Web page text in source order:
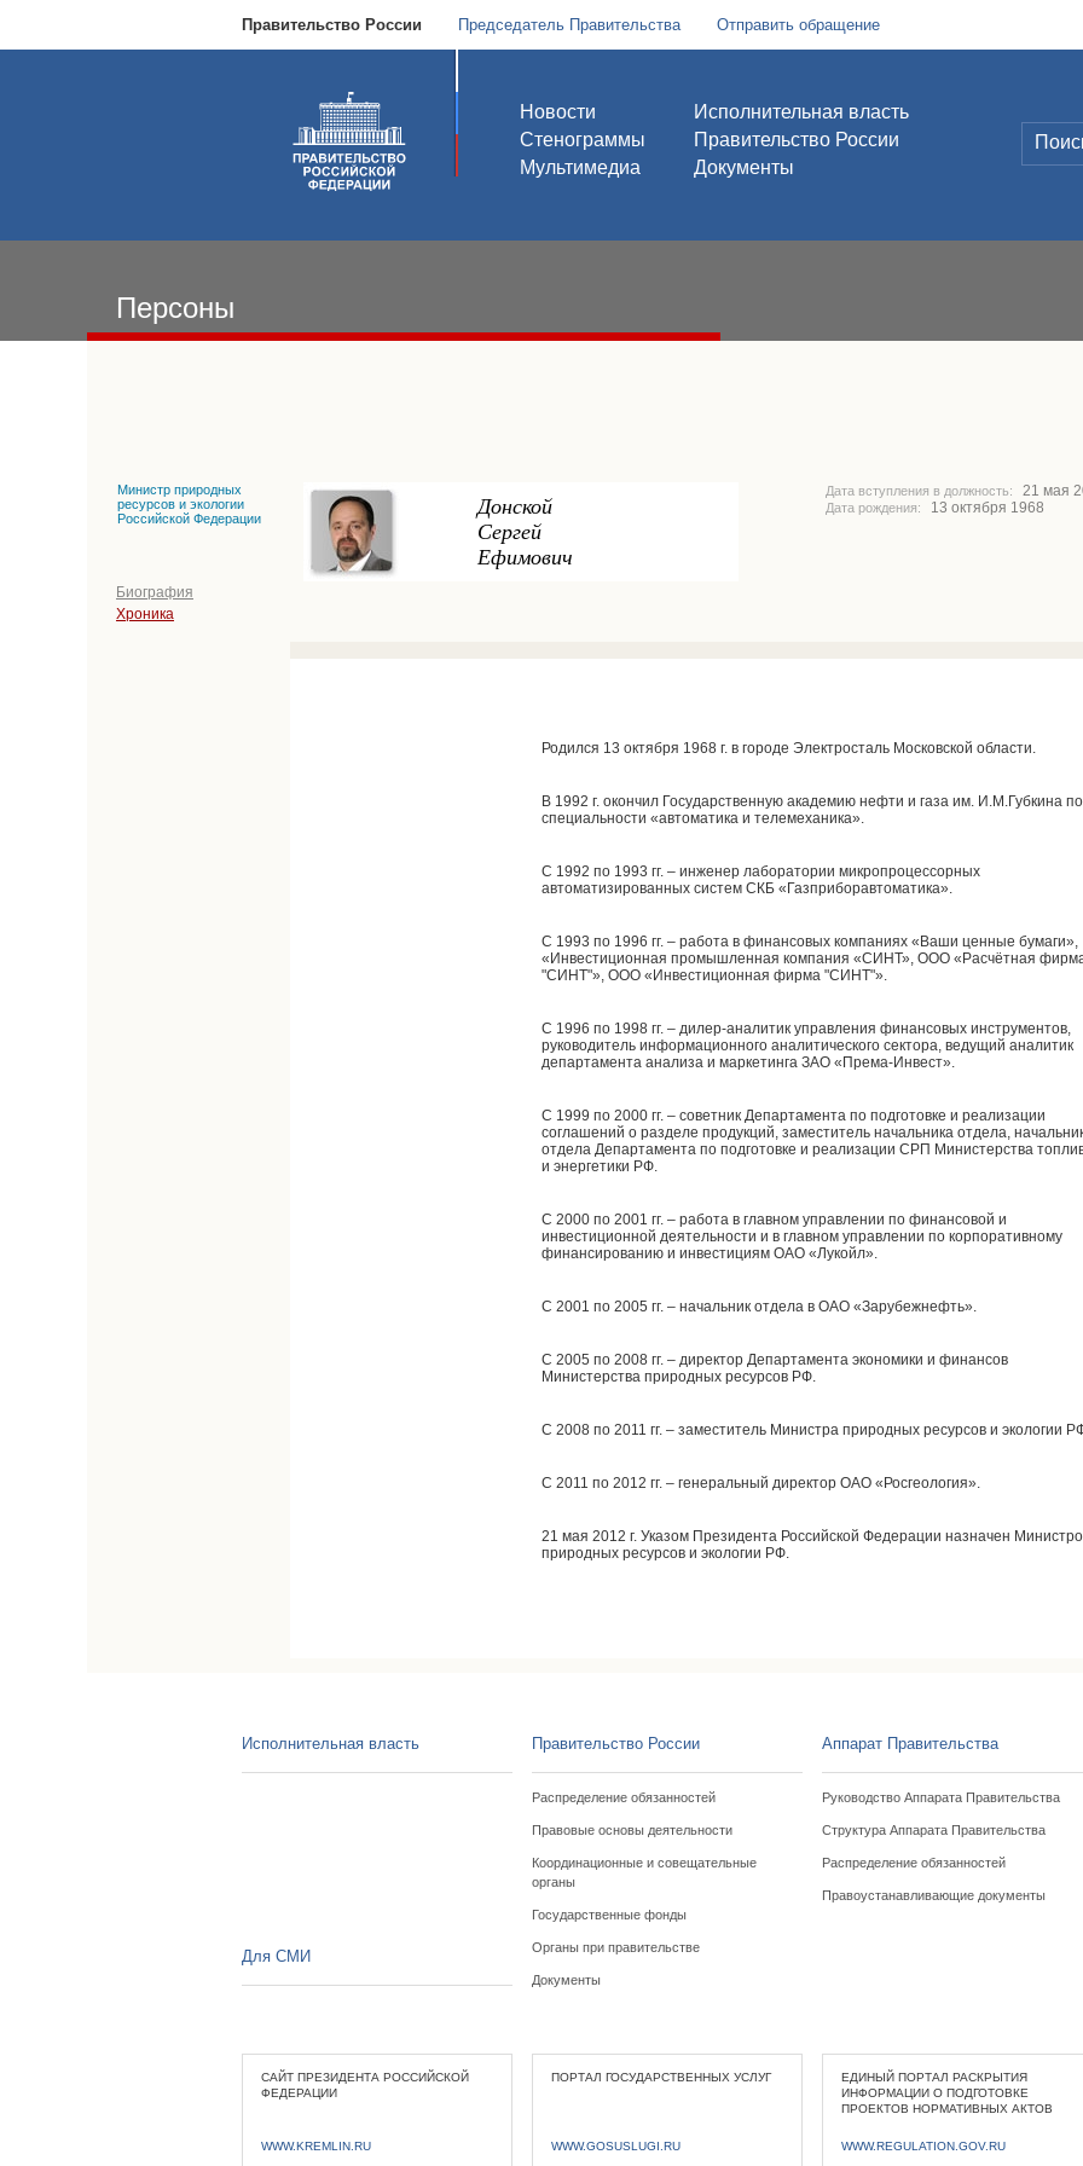
Правительство России Председатель Правительства Отправить обращение
Новости
Стенограммы
Мультимедиа
Исполнительная власть
Правительство России
Документы
Персоны
Министр природных
ресурсов и экологии
Российской Федерации
Донской
Сергей
Ефимович
Дата вступления в должность: 21 мая
Дата рождения: 13 октября 1968
Биография
Хроника
Родился 13 октября 1968 г. в городе Электросталь Московской области.
В 1992 г. окончил Государственную академию нефти и газа им. И.М.Губкина по
специальности «автоматика и телемеханика».
С 1992 по 1993 гг. – инженер лаборатории микропроцессорных
автоматизированных систем СКБ «Газприборавтоматика».
С 1993 по 1996 гг. – работа в финансовых компаниях «Ваши ценные бумаги»,
«Инвестиционная промышленная компания «СИНТ», ООО «Расчётная
"СИНТ"», ООО «Инвестиционная фирма "СИНТ"».
С 1996 по 1998 гг. – дилер-аналитик управления финансовых инструментов,
руководитель информационного аналитического сектора, ведущий аналитик
департамента анализа и маркетинга ЗАО «Према-Инвест».
С 1999 по 2000 гг. – советник Департамента по подготовке и реализации
соглашений о разделе продукций, заместитель начальника отдела,
отдела Департамента по подготовке и реализации СРП Министерства
и энергетики РФ.
С 2000 по 2001 гг. – работа в главном управлении по финансовой и
инвестиционной деятельности и в главном управлении по корпоративному
финансированию и инвестициям ОАО «Лукойл».
С 2001 по 2005 гг. – начальник отдела в ОАО «Зарубежнефть».
С 2005 по 2008 гг. – директор Департамента экономики и финансов
Министерства природных ресурсов РФ.
С 2008 по 2011 гг. – заместитель Министра природных ресурсов и экологии
С 2011 по 2012 гг. – генеральный директор ОАО «Росгеология».
21 мая 2012 г. Указом Президента Российской Федерации назначен
природных ресурсов и экологии РФ.
Исполнительная власть Правительство России
Распределение обязанностей
Правовые основы деятельности
Координационные и совещательные
органы
Государственные фонды
Органы при правительстве
Документы
Аппарат Правительства
Руководство Аппарата Правительства
Структура Аппарата Правительства
Распределение обязанностей
Правоустанавливающие документы
Для СМИ
САЙТ ПРЕЗИДЕНТА РОССИЙСКОЙ
ФЕДЕРАЦИИ
WWW.KREMLIN.RU
ПОРТАЛ ГОСУДАРСТВЕННЫХ УСЛУГ
WWW.GOSUSLUGI.RU
ЕДИНЫЙ ПОРТАЛ РАСКРЫТИЯ
ИНФОРМАЦИИ О ПОДГОТОВКЕ
ПРОЕКТОВ НОРМАТИВНЫХ АКТОВ
WWW.REGULATION.GOV.RU